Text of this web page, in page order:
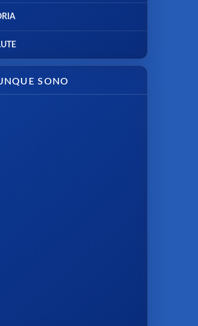
SONO